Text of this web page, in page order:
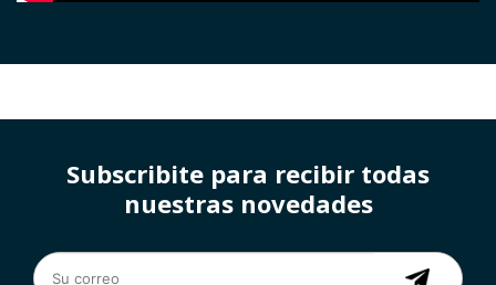
Subscribite para recibir todas
nuestras novedades